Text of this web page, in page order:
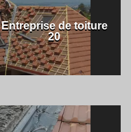
Entreprise de toiture
20